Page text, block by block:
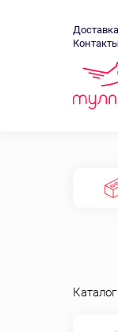
Доставка
Контакты